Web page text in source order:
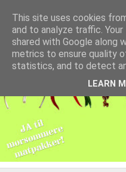
This site uses cookies
and to analyze traffic.
shared with Google along
metrics to ensure quality
statistics, and to detect
LEARN